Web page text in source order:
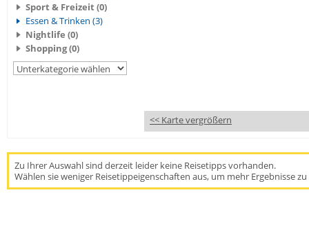
Sport & Freizeit (0)
Essen & Trinken (3)
Nightlife (0)
Shopping (0)
<< Karte vergrößern
Zu Ihrer Auswahl sind derzeit leider keine Reisetipps vorhanden.
Wählen sie weniger Reisetippeigenschaften aus, um mehr Ergebnisse